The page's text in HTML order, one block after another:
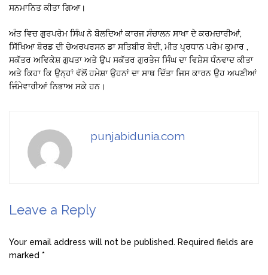
ਸਨਮਾਨਿਤ ਕੀਤਾ ਗਿਆ।
ਅੰਤ ਵਿਚ ਗੁਰਪਰੇਮ ਸਿੰਘ ਨੇ ਬੋਲਦਿਆਂ ਕਾਰਜ ਸੰਚਾਲਨ ਸਾਖਾ ਦੇ ਕਰਮਚਾਰੀਆਂ,
ਸਿੱਖਿਆ ਬੋਰਡ ਦੀ ਚੇਅਰਪਰਸਨ ਡਾ ਸਤਿਬੀਰ ਬੇਦੀ, ਮੀਤ ਪ੍ਰਧਾਨ ਪਰੇਮ ਕੁਮਾਰ ,
ਸਕੱਤਰ ਅਵਿਕੇਸ਼ ਗੁਪਤਾ ਅਤੇ ਉਪ ਸਕੱਤਰ ਗੁਰਤੇਜ ਸਿੰਘ ਦਾ ਵਿਸ਼ੇਸ ਧੰਨਵਾਦ ਕੀਤਾ
ਅਤੇ ਕਿਹਾ ਕਿ ਉਨ੍ਹਾਂ ਵੱਲੋਂ ਹਮੇਸ਼ਾ ਉਹਨਾਂ ਦਾ ਸਾਥ ਦਿੱਤਾ ਜਿਸ ਕਾਰਨ ਉਹ ਅਪਣੀਆਂ
ਜਿੰਮੇਵਾਰੀਆਂ ਨਿਭਾਅ ਸਕੇ ਹਨ।
punjabidunia.com
Leave a Reply
Your email address will not be published. Required fields are
marked *